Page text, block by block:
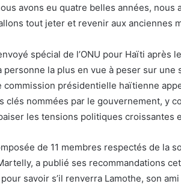
avons eu quatre belles années,
tout jeter et revenir aux anciennes
spécial de l’ONU pour Haïti après
personne la plus en vue à peser sur
commission présidentielle haïtienne
clés nommées par le gouvernement, y
les tensions politiques croissantes
de 11 membres respectés de la
a publié ses recommandations
savoir s’il renverra Lamothe, son